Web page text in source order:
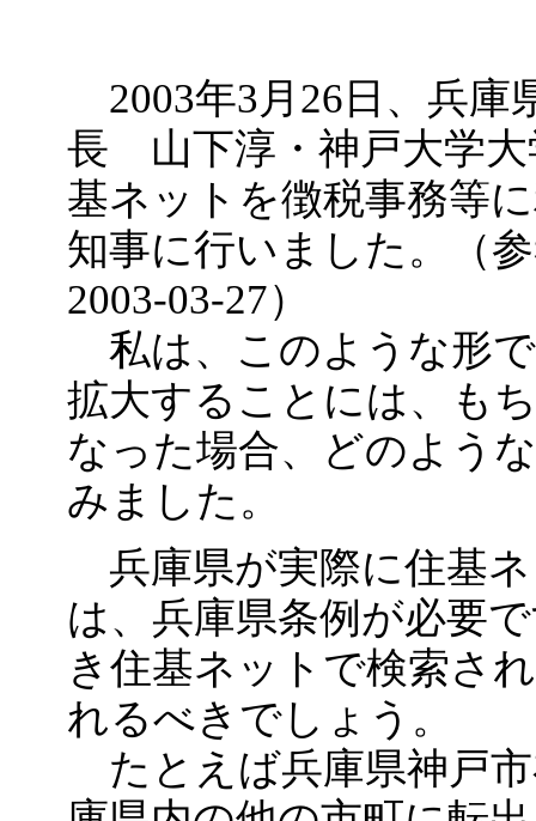
2003年3月26日、兵庫
長 山下淳・神戸大学大
基ネットを徴税事務等
知事に行いました。
2003-03-27）
私は、このような形
拡大することには、も
なった場合、どのよう
みました。
兵庫県が実際に住基
は、兵庫県条例が必要
き住基ネットで検索さ
れるべきでしょう。
たとえば兵庫県神戸